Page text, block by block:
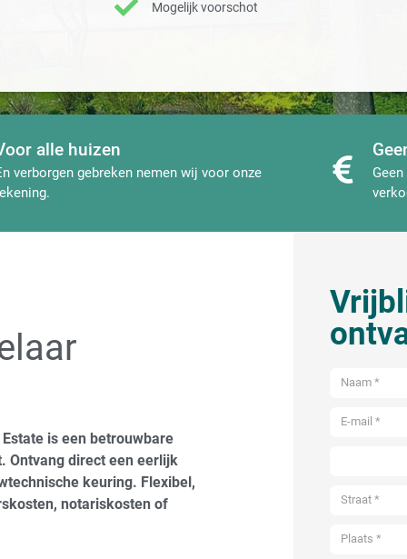
Mogelijk voorschot
alle huizen
verborgen gebreken nemen wij voor onze
is een betrouwbare
Ontvang direct een eerlijk
keuring. Flexibel,
notariskosten of